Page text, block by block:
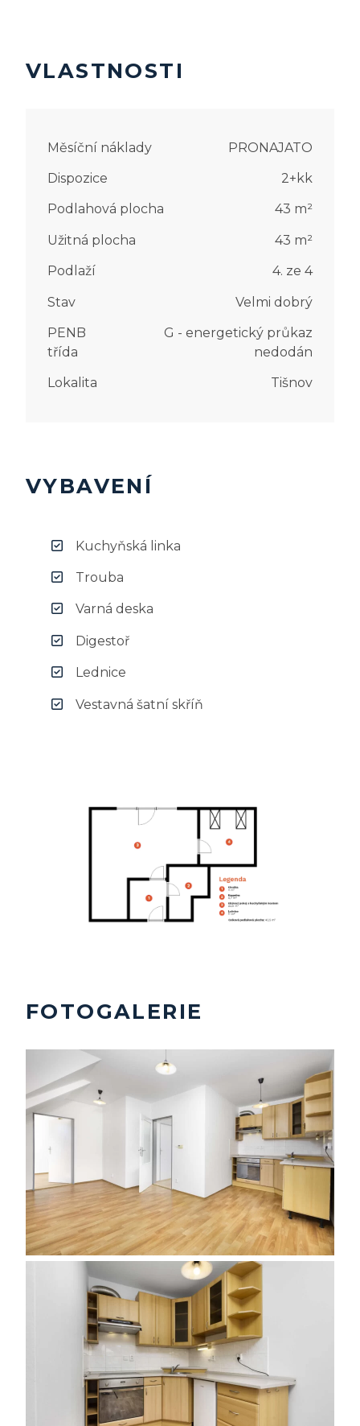
VLASTNOSTI
Měsíční náklady PRONAJATO
Dispozice 2+kk
Podlahová plocha 43 m²
Užitná plocha 43 m²
Podlaží 4. ze 4
Stav Velmi dobrý
PENB
třída
G - energetický průkaz
nedodán
Lokalita Tišnov
VYBAVENÍ
Kuchyňská linka
Trouba
Varná deska
Digestoř
Lednice
Vestavná šatní skříň
FOTOGALERIE